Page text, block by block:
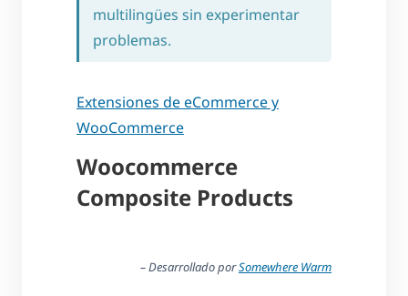
multilingües sin experimentar
problemas.
Extensiones de eCommerce y
WooCommerce
Woocommerce
Composite Products
– Desarrollado porSomewhere Warm